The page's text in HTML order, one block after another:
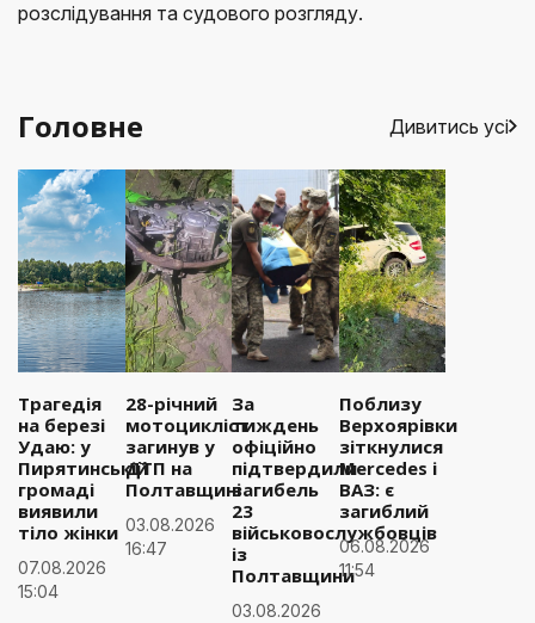
розслідування та судового розгляду.
Головне Дивитись усі
Трагедія
на березі
Удаю: у
Пирятинській
громаді
виявили
тіло жінки
07.08.2026
15:04
28-річний
мотоцикліст
загинув у
ДТП на
Полтавщині
03.08.2026
16:47
За
тиждень
офіційно
підтвердили
загибель
23
військовослужбовців
із
Полтавщини
03.08.2026
Поблизу
Верхоярівки
зіткнулися
Mercedes і
ВАЗ: є
загиблий
06.08.2026
11:54